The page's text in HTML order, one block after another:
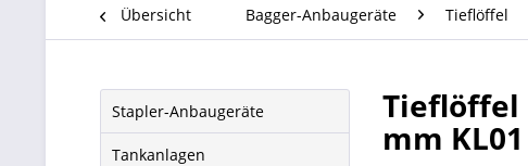
Übersicht Bagger-Anbaugeräte Tieflöffel
Stapler-Anbaugeräte
Tankanlagen
Tieflöffel
mm